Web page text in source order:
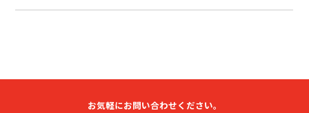
お気軽にお問い合わせください。